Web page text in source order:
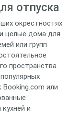
отпуска
окрестностях
целые дома для
или групп
пространства.
Booking.com или
и